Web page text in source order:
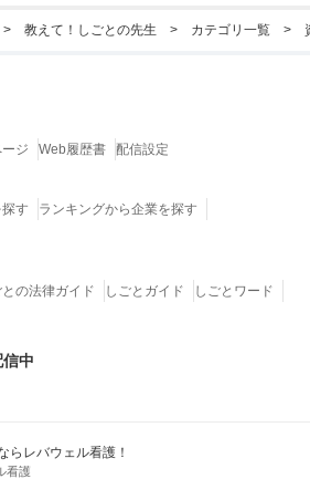
教えて！しごとの先生 カテゴリ一覧
らレバウェル看護！
看護
ジ Web履歴書 配信設定
す
ランキングから企業を探す
との法律ガイド しごとガイド
しごとワード
中